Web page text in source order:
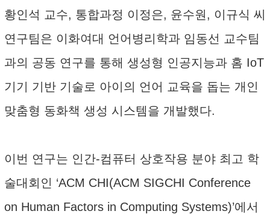
황인석 교수, 통합과정 이정은, 윤수원, 이규식 씨
연구팀은 이화여대 언어병리학과 임동선 교수팀
과의 공동 연구를 통해 생성형 인공지능과 홈 IoT
기기 기반 기술로 아이의 언어 교육을 돕는 개인
맞춤형 동화책 생성 시스템을 개발했다.
이번 연구는 인간-컴퓨터 상호작용 분야 최고 학
술대회인 ‘ACM CHI(ACM SIGCHI Conference
on Human Factors in Computing Systems)’에서